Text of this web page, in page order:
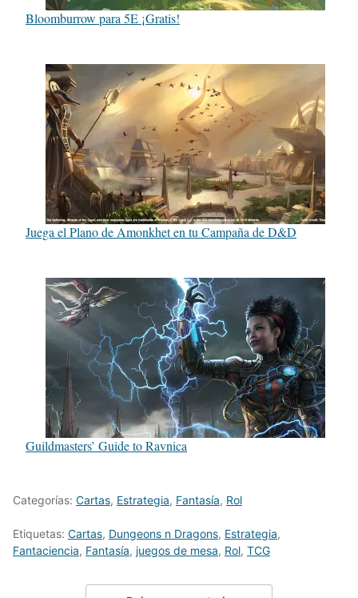
Bloomburrow para 5E ¡Gratis!
Juega el Plano de Amonkhet en tu Campaña de D&D
Guildmasters’ Guide to Ravnica
Categorías: Cartas, Estrategia, Fantasía, Rol
Etiquetas: Cartas, Dungeons n Dragons, Estrategia,
Fantaciencia, Fantasía, juegos de mesa, Rol, TCG